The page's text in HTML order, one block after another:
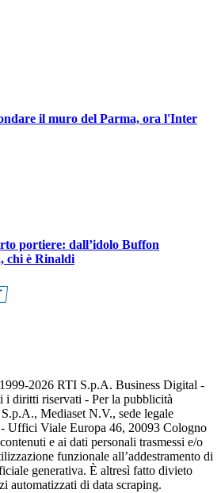
il muro del Parma, ora l'Inter
portiere: dall’idolo Buffon
chi è Rinaldi
2026 RTI S.p.A. Business Digital -
i diritti riservati - Per la pubblicità
Mediaset N.V., sede legale
- Uffici Viale Europa 46, 20093 Cologno
e ai dati personali trasmessi e/o
funzionale all’addestramento di
generativa. È altresì fatto divieto
automatizzati di data scraping.